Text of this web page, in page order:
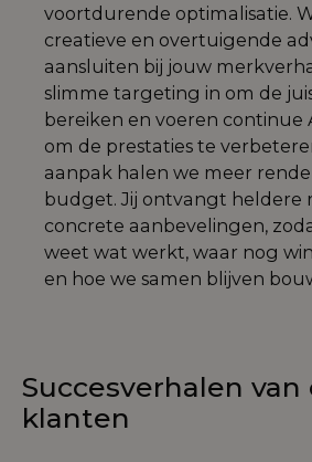
voortdurende optimalisatie.
creatieve en overtuigende
aansluiten bij jouw
slimme targeting in om de
bereiken en voeren continue
om de prestaties te
aanpak halen we meer
budget. Jij ontvangt heldere
concrete aanbevelingen,
weet wat werkt, waar nog
en hoe we samen blijven
Succesverhalen van
klanten